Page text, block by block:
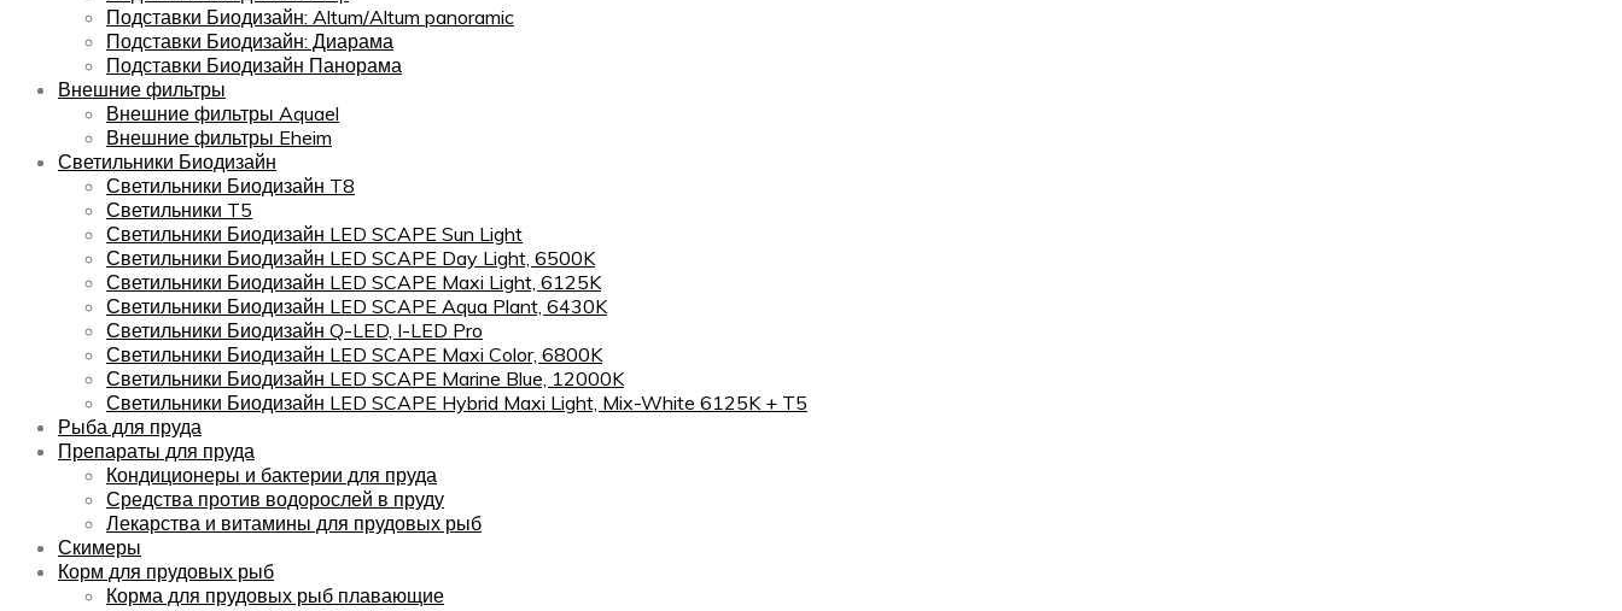
Подставки Биодизайн: Altum/Altum panoramic
Подставки Биодизайн: Диарама
Подставки Биодизайн Панорама
Внешние фильтры
Внешние фильтры Aquael
Внешние фильтры Eheim
Светильники Биодизайн
Светильники Биодизайн T8
Светильники T5
Светильники Биодизайн LED SCAPE Sun Light
Светильники Биодизайн LED SCAPE Day Light, 6500K
Светильники Биодизайн LED SCAPE Maxi Light, 6125K
Светильники Биодизайн LED SCAPE Aqua Plant, 6430K
Светильники Биодизайн Q-LED, I-LED Pro
Светильники Биодизайн LED SCAPE Maxi Color, 6800K
Светильники Биодизайн LED SCAPE Marine Blue, 12000K
Светильники Биодизайн LED SCAPE Hybrid Maxi Light, Mix-White 6125K + T5
Рыба для пруда
Препараты для пруда
Кондиционеры и бактерии для пруда
Средства против водорослей в пруду
Лекарства и витамины для прудовых рыб
Скимеры
Корм для прудовых рыб
Корма для прудовых рыб плавающие